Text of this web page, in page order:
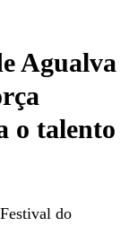
Agualva
o talento
do